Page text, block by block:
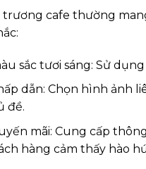
trương cafe thường
sắc tươi sáng: Sử
dẫn: Chọn hình ảnh
đề.
mãi: Cung cấp
hàng cảm thấy hào